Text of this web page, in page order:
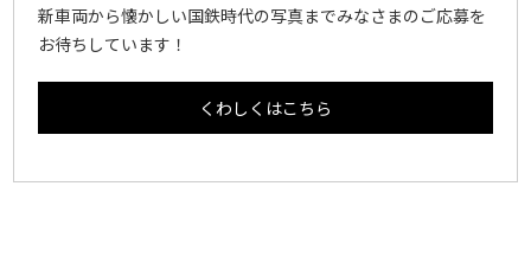
新車両から懐かしい国鉄時代の写真までみなさまのご応募を
お待ちしています！
くわしくはこちら